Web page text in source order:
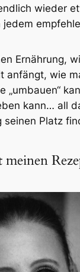
wieder
jedem
Ernährung,
anfängt, wie
„umbauen“
kann… all
seinen Platz